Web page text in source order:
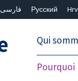
فارسی Русский
Qui